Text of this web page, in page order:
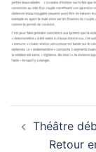
d’article
Théâtre
Retour